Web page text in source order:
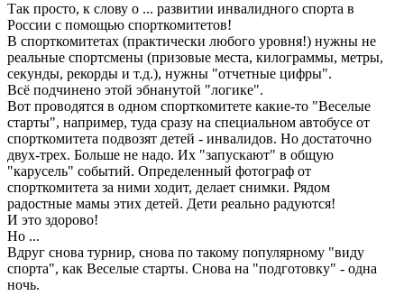
Так просто, к слову о ... развитии инвалидного спорта в
России с помощью спорткомитетов!
В спорткомитетах (практически любого уровня!) нужны не
реальные спортсмены (призовые места, килограммы, метры,
секунды, рекорды и т.д.), нужны "отчетные цифры".
Всё подчинено этой эбнанутой "логике".
Вот проводятся в одном спорткомитете какие-то "Веселые
старты", например, туда сразу на специальном автобусе от
спорткомитета подвозят детей - инвалидов. Но достаточно
двух-трех. Больше не надо. Их "запускают" в общую
"карусель" событий. Определенный фотограф от
спорткомитета за ними ходит, делает снимки. Рядом
радостные мамы этих детей. Дети реально радуются!
И это здорово!
Но ...
Вдруг снова турнир, снова по такому популярному "виду
спорта", как Веселые старты. Снова на "подготовку" - одна
ночь.